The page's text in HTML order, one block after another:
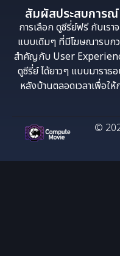
สัมผัสประสบการ
การเลือก ดูซีรี่ย์ฟรี กับเร
แบบเดิมๆ ที่มีโฆษณารบกว
สำคัญกับ User
ดูซีรี่ย์ ได้ยาวๆ แบบมารา
หลังบ้านตลอดเวลาเพื่อ
©